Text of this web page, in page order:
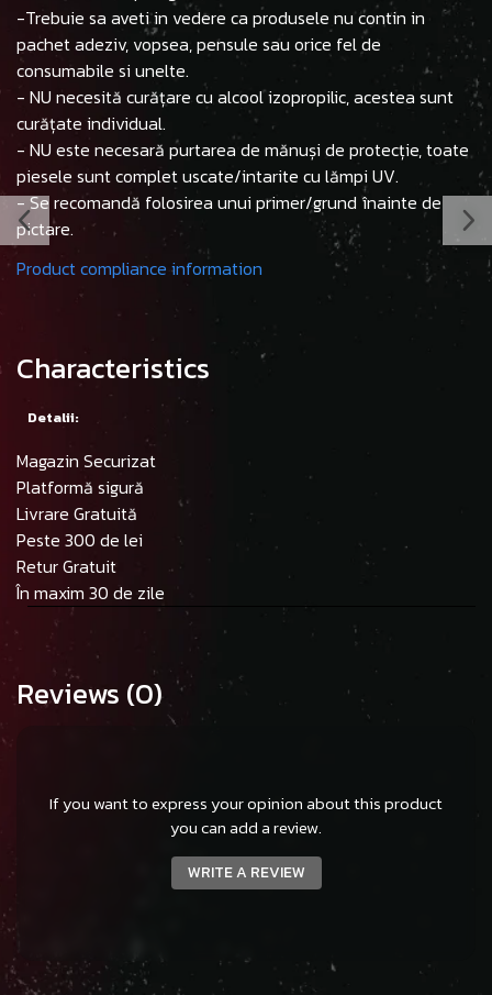
-Trebuie sa aveti in vedere ca produsele nu contin in
pachet adeziv, vopsea, pensule sau orice fel de
consumabile si unelte.
- NU necesită curățare cu alcool izopropilic, acestea sunt
curățate individual.
- NU este necesară purtarea de mănuși de protecție, toate
piesele sunt complet uscate/intarite cu lămpi UV.
- Se recomandă folosirea unui primer/grund înainte de
pictare.
Product compliance information
Characteristics
Detalii:
Magazin Securizat
Platformă sigură
Livrare Gratuită
Peste 300 de lei
Retur Gratuit
În maxim 30 de zile
Reviews (0)
If you want to express your opinion about this product
you can add a review.
WRITE A REVIEW